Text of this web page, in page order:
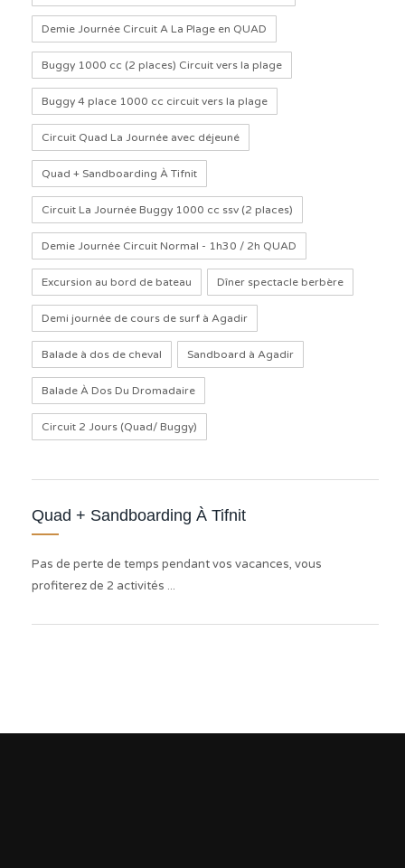
Demie Journée Circuit A La Plage en QUAD
Buggy 1000 cc (2 places) Circuit vers la plage
Buggy 4 place 1000 cc circuit vers la plage
Circuit Quad La Journée avec déjeuné
Quad + Sandboarding À Tifnit
Circuit La Journée Buggy 1000 cc ssv (2 places)
Demie Journée Circuit Normal - 1h30 / 2h QUAD
Excursion au bord de bateau Dîner spectacle berbère
Demi journée de cours de surf à Agadir
Balade à dos de cheval Sandboard à Agadir
Balade À Dos Du Dromadaire
Circuit 2 Jours (Quad/ Buggy)
Quad + Sandboarding À Tifnit
Pas de perte de temps pendant vos vacances, vous
profiterez de 2 activités ...